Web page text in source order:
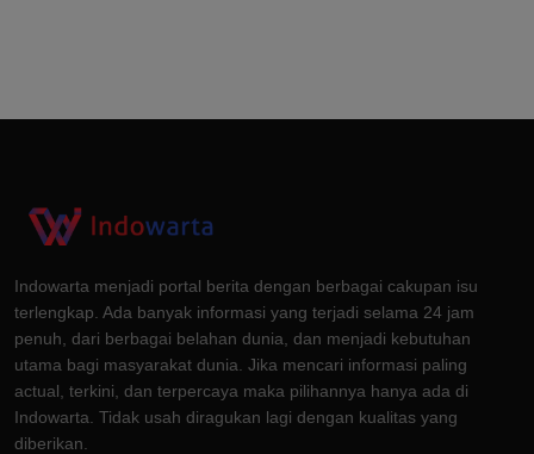
Indowarta menjadi portal berita dengan berbagai cakupan isu
terlengkap. Ada banyak informasi yang terjadi selama 24 jam
penuh, dari berbagai belahan dunia, dan menjadi kebutuhan
utama bagi masyarakat dunia. Jika mencari informasi paling
actual, terkini, dan terpercaya maka pilihannya hanya ada di
Indowarta. Tidak usah diragukan lagi dengan kualitas yang
diberikan.